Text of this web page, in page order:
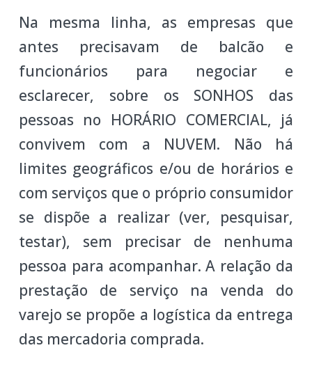
Na mesma linha, as empresas que
antes precisavam de balcão e
funcionários para negociar e
esclarecer, sobre os SONHOS das
pessoas no HORÁRIO COMERCIAL, já
convivem com a NUVEM. Não há
limites geográficos e/ou de horários e
com serviços que o próprio consumidor
se dispõe a realizar (ver, pesquisar,
testar), sem precisar de nenhuma
pessoa para acompanhar. A relação da
prestação de serviço na venda do
varejo se propõe a logística da entrega
das mercadoria comprada.